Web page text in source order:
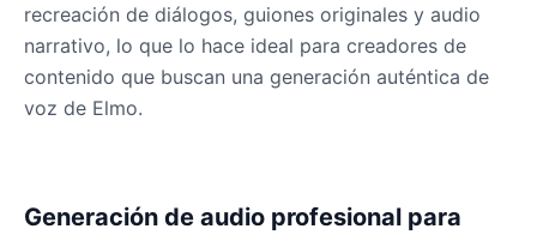
recreación de diálogos, guiones originales y audio
narrativo, lo que lo hace ideal para creadores de
contenido que buscan una generación auténtica de
voz de Elmo.
Generación de audio profesional para